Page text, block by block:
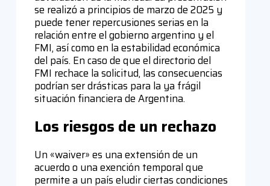
se realizó a principios de marzo de 2025 y
puede tener repercusiones serias en la
relación entre el gobierno argentino y el
FMI, así como en la estabilidad económica
del país. En caso de que el directorio del
FMI rechace la solicitud, las consecuencias
podrían ser drásticas para la ya frágil
situación financiera de Argentina.
Los riesgos de un rechazo
Un «waiver» es una extensión de un
acuerdo o una exención temporal que
permite a un país eludir ciertas condiciones